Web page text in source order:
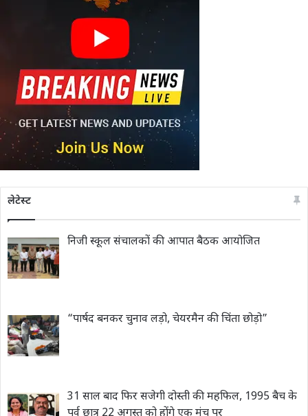
लेटेस्ट
निजी स्कूल संचालकों की आपात बैठक आयोजित
“पार्षद बनकर चुनाव लड़ो, चेयरमैन की चिंता छोड़ो”
31 साल बाद फिर सजेगी दोस्ती की महफिल, 1995 बैच के